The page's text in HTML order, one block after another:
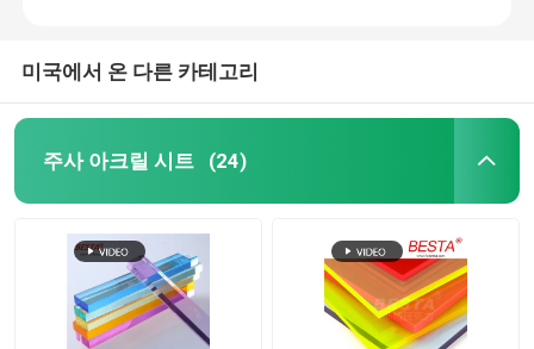
현대 아크릴 가구
빛 도파로 아크릴 시트
돌출성형 아크릴 시트
미국에서 온 다른 카테고리
주사 아크릴 시트 (24)